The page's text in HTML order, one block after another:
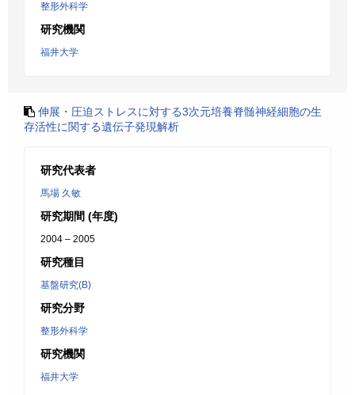
整形外科学
研究機関
福井大学
伸展・圧迫ストレスに対する3次元培養脊髄神経細胞の生
存活性に関する遺伝子発現解析
研究代表者
馬場 久敏
研究期間 (年度)
2004 – 2005
研究種目
基盤研究(B)
研究分野
整形外科学
研究機関
福井大学